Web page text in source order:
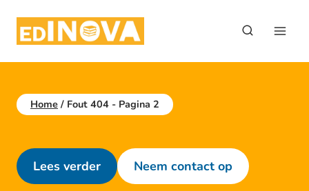
naar
inhoud
Home / Fout 404 - Pagina 2
Lees verder Neem contact op